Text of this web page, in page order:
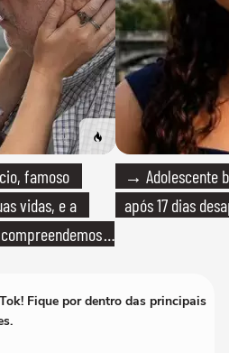
famoso
vidas, e a
→ Adolescente
após 17 dias
Fique por dentro das principais